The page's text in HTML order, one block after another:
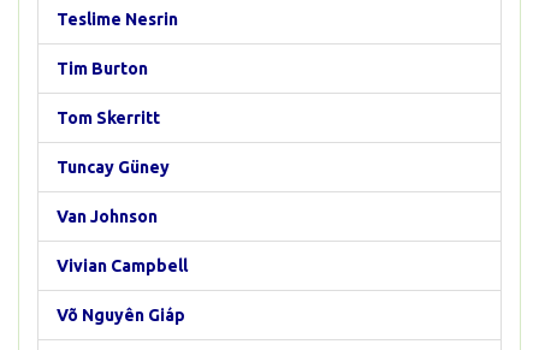
Teslime Nesrin
Tim Burton
Tom Skerritt
Tuncay Güney
Van Johnson
Vivian Campbell
Võ Nguyên Giáp